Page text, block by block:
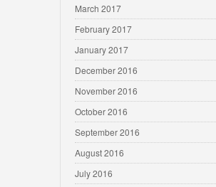
March 2017
February 2017
January 2017
December 2016
November 2016
October 2016
September 2016
August 2016
July 2016